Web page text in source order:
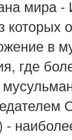
мира
которых
в
где